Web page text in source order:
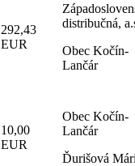
292,43
EUR
distribučná,
Obec Kočín-
Lančár
10,00
EUR
Obec Kočín-
Lančár
Ďurišová